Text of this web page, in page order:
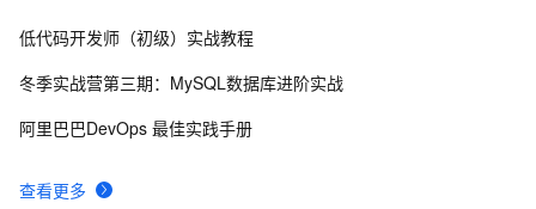
8 新年快乐 ~
查看更多
低代码开发师（初级）实战教程
冬季实战营第三期：MySQL数据库进阶实战
阿里巴巴DevOps 最佳实践手册